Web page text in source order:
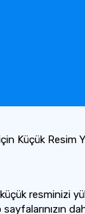
Küçük Resim
resminizi